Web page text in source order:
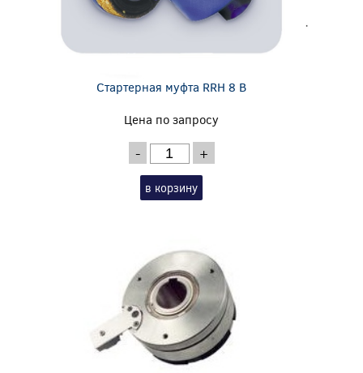
Стартерная муфта RRH 8 B
Цена по запросу
- +
в корзину